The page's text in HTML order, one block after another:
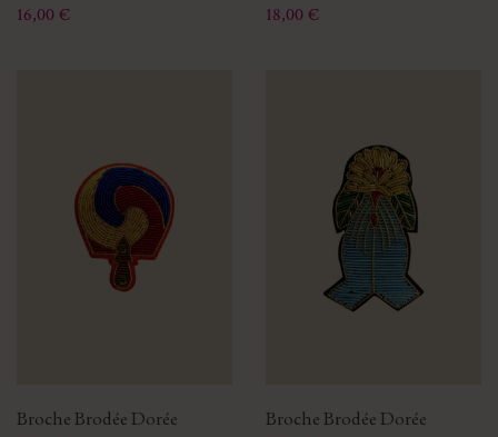
Prix
16,00 € Prix
18,00 €
Broche Brodée Dorée Broche Brodée Dorée